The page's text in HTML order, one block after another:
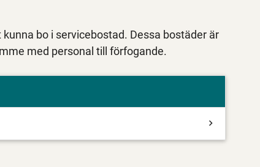
bo i servicebostad. Dessa bostäder är
med personal till förfogande.